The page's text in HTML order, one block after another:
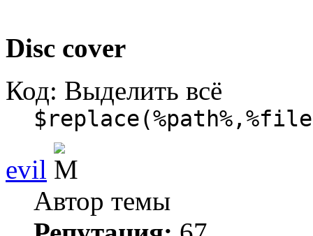
Disc cover
Код: Выделить всё
evil
Автор темы